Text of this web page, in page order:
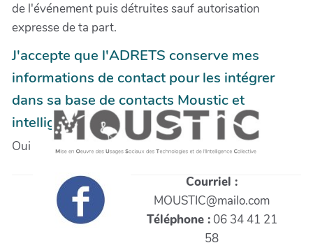
de l'événement puis détruites sauf autorisation
expresse de ta part.
J'accepte que l'ADRETS conserve mes
informations de contact pour les intégrer
dans sa base de contacts Moustic et
intelligence collective.
Oui
Courriel :
MOUSTIC@mailo.com
Téléphone :06 34 41 21
58